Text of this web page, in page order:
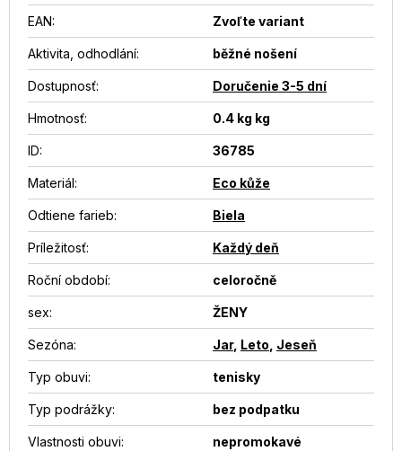
EAN: Zvoľte variant
Aktivita, odhodlání: běžné nošení
Dostupnosť: Doručenie 3-5 dní
Hmotnosť: 0.4 kg kg
ID: 36785
Materiál: Eco kůže
Odtiene farieb: Biela
Príležitosť: Každý deň
Roční období: celoročně
sex: ŽENY
Sezóna: Jar, Leto Jeseň
Typ obuvi: tenisky
Typ podrážky: bez podpatku
Vlastnosti obuvi: nepromokavé